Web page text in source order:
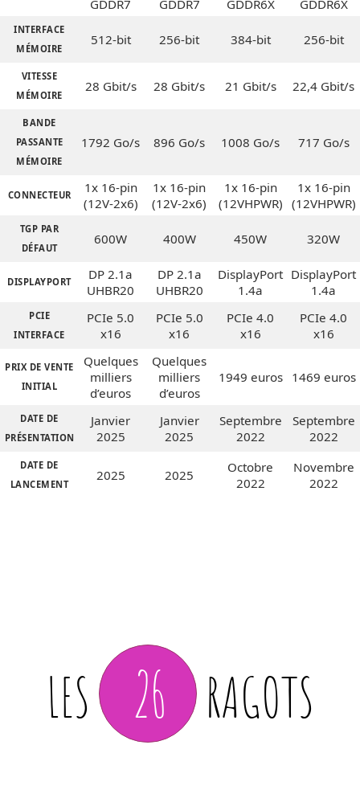
GDDR7
GDDR7
GDDR6X
GDDR6X
INTERFACE
MÉMOIRE
512-bit 256-bit 384-bit 256-bit
VITESSE
MÉMOIRE
28 Gbit/s 28 Gbit/s 21 Gbit/s 22,4 Gbit/s
BANDE
PASSANTE
MÉMOIRE
1792 Go/s 896 Go/s 1008 Go/s 717 Go/s
CONNECTEUR
1x 16-pin
(12V-2x6)
1x 16-pin
(12V-2x6)
1x 16-pin
(12VHPWR)
1x 16-pin
(12VHPWR)
TGP PAR
DÉFAUT
600W 400W 450W 320W
DISPLAYPORT
DP 2.1a
UHBR20
DP 2.1a
UHBR20
DisplayPort
1.4a
DisplayPort
1.4a
PCIE
INTERFACE
PCIe 5.0
x16
PCIe 5.0
x16
PCIe 4.0
x16
PCIe 4.0
x16
PRIX DE VENTE
INITIAL
Quelques
milliers
d’euros
Quelques
milliers
d’euros
1949 euros 1469 euros
DATE DE
PRÉSENTATION
Janvier
2025
Janvier
2025
Septembre
2022
Septembre
2022
DATE DE
LANCEMENT
2025 2025
Octobre
2022
Novembre
2022
LES 26 RAGOTS